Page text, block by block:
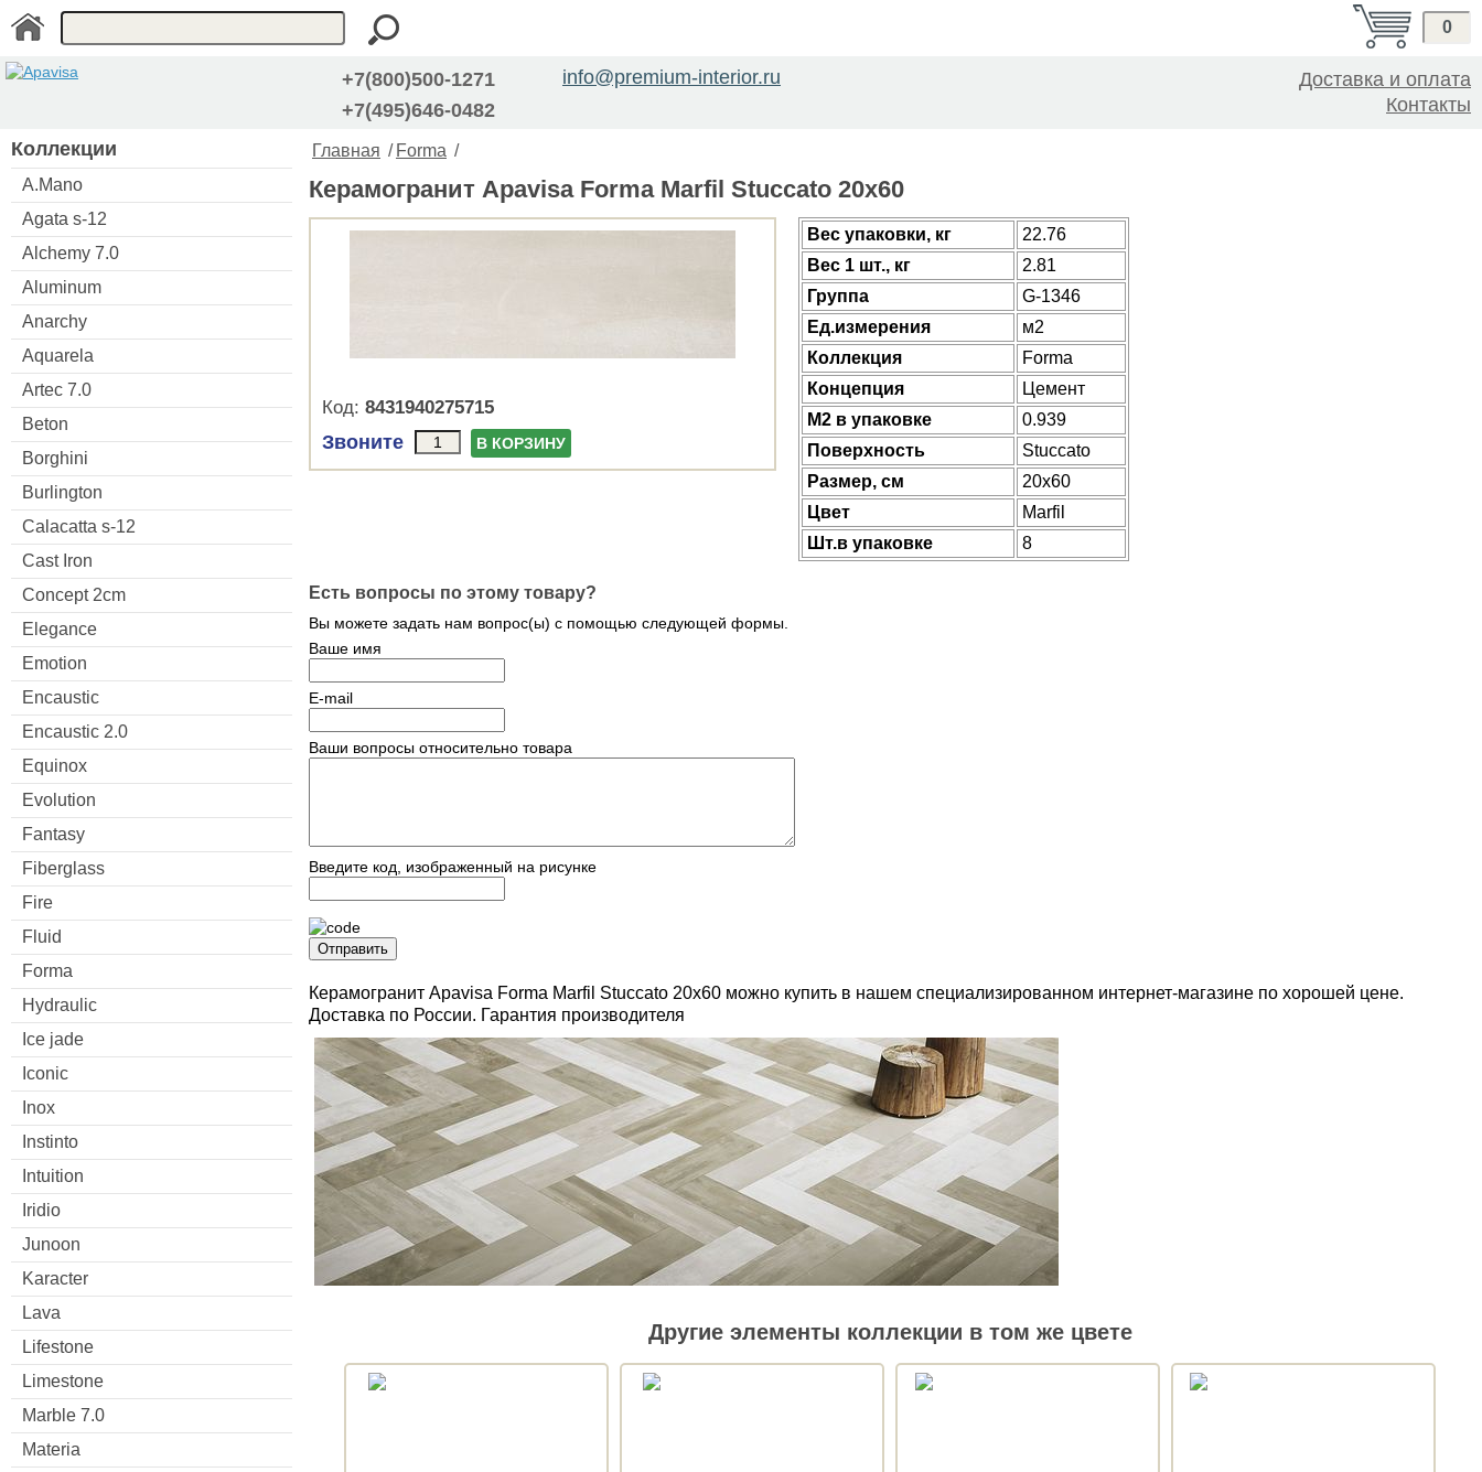
0
+7(800)500-1271
+7(495)646-0482
info@premium-interior.ru
Доставка и оплата
Контакты
Коллекции
A.Mano
Agata s-12
Alchemy 7.0
Aluminum
Anarchy
Aquarela
Artec 7.0
Beton
Borghini
Burlington
Calacatta s-12
Cast Iron
Concept 2cm
Elegance
Emotion
Encaustic
Encaustic 2.0
Equinox
Evolution
Fantasy
Fiberglass
Fire
Fluid
Forma
Hydraulic
Ice jade
Iconic
Inox
Instinto
Intuition
Iridio
Junoon
Karacter
Lava
Lifestone
Limestone
Marble 7.0
Materia
Главная / Forma /
Керамогранит Apavisa Forma Marfil Stuccato 20x60
Код: 8431940275715
Звоните В КОРЗИНУ
Веc упаковки, кг
22.76
Вес 1 шт., кг
2.81
Группа
G-1346
Ед.измерения
м2
Коллекция
Forma
Концепция
Цемент
М2 в упаковке
0.939
Поверхность
Stuccato
Размер, см
20x60
Цвет
Marfil
Шт.в упаковке
8
Есть вопросы по этому товару?
Вы можете задать нам вопрос(ы) с помощью следующей формы.
Ваше имя
E-mail
Ваши вопросы относительно товара
Введите код, изображенный на рисунке
Отправить
Керамогранит Apavisa Forma Marfil Stuccato 20x60 можно купить в нашем специализированном интернет-магазине по хорошей цене.
Доставка по России. Гарантия производителя
Другие элементы коллекции в том же цвете